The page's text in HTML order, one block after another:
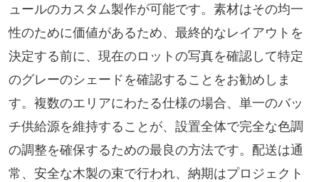
ュールのカスタム製作が可能です。素材はその均一
性のために価値があるため、最終的なレイアウトを
決定する前に、現在のロットの写真を確認して特定
のグレーのシェードを確認することをお勧めしま
す。複数のエリアにわたる仕様の場合、単一のバッ
チ供給源を維持することが、設置全体で完全な色調
の調整を確保するための最良の方法です。配送は通
常、安全な木製の束で行われ、納期はプロジェクト